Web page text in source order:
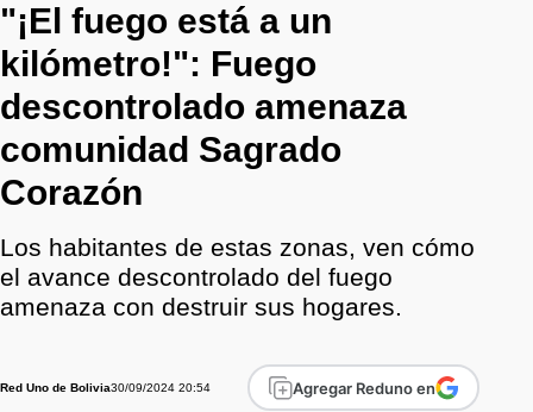
"¡El fuego está a un
kilómetro!": Fuego
descontrolado amenaza
comunidad Sagrado
Corazón
Los habitantes de estas zonas, ven cómo
el avance descontrolado del fuego
amenaza con destruir sus hogares.
Red Uno de Bolivia30/09/2024 20:54 Agregar Reduno en